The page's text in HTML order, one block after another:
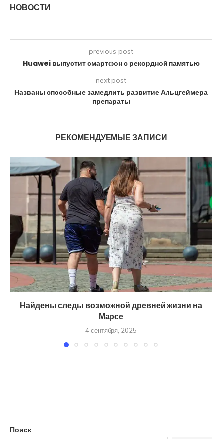
НОВОСТИ
previous post
Huawei выпустит смартфон с рекордной памятью
next post
Названы способные замедлить развитие Альцгеймера
препараты
РЕКОМЕНДУЕМЫЕ ЗАПИСИ
Найдены следы возможной древней жизни на
Марсе
4 сентября, 2025
Поиск